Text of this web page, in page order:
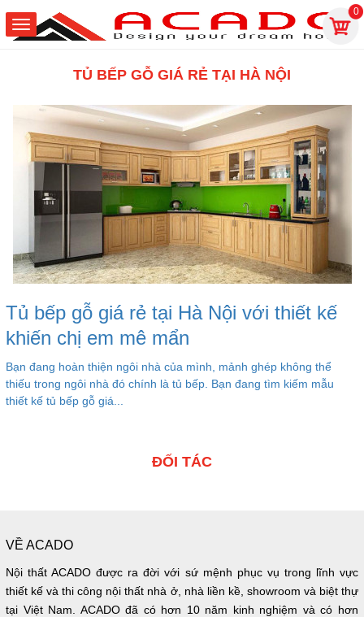
0
TỦ BẾP GỖ GIÁ RẺ TẠI HÀ NỘI
Tủ bếp gỗ giá rẻ tại Hà Nội với thiết kế
khiến chị em mê mẩn
Bạn đang hoàn thiện ngôi nhà của mình, mảnh ghép không thể
thiếu trong ngôi nhà đó chính là tủ bếp. Bạn đang tìm kiếm mẫu
thiết kế tủ bếp gỗ giá...
ĐỐI TÁC
VỀ ACADO
Nội thất ACADO được ra đời với sứ mệnh phục vụ trong lĩnh vực
thiết kế và thi công nội thất nhà ở, nhà liền kề, showroom và biệt thự
tại Việt Nam. ACADO đã có hơn 10 năm kinh nghiệm và có hơn